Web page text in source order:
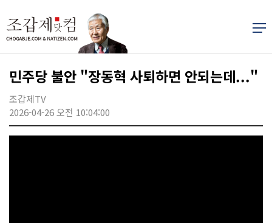
민주당 불안 "장동혁 사퇴하면 안되는데..."
조갑제TV
2026-04-26 오전 10:04:00